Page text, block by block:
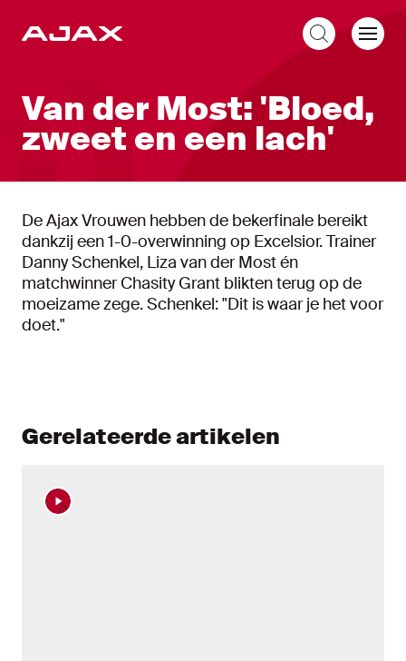
Van der Most: 'Bloed,
zweet en een lach'
De Ajax Vrouwen hebben de bekerfinale bereikt
dankzij een 1-0-overwinning op Excelsior. Trainer
Danny Schenkel, Liza van der Most én
matchwinner Chasity Grant blikten terug op de
moeizame zege. Schenkel: "Dit is waar je het voor
doet."
Gerelateerde artikelen